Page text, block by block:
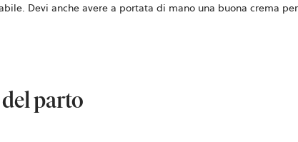
Devi anche avere a portata di mano una buona crema
parto